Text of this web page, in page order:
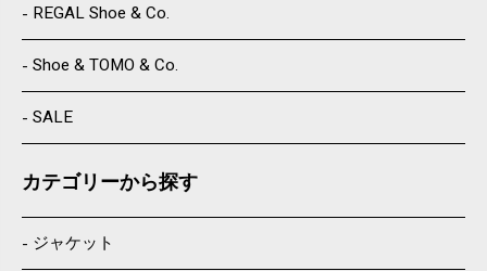
REGAL Shoe & Co.
Shoe & TOMO & Co.
SALE
カテゴリーから探す
ジャケット